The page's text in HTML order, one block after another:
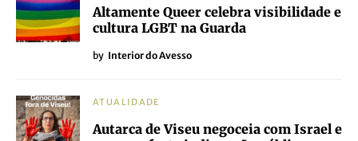
Altamente Queer celebra visibilidade e
cultura LGBT na Guarda
by Interior do Avesso
ATUALIDADE
Autarca de Viseu negoceia com Israel e